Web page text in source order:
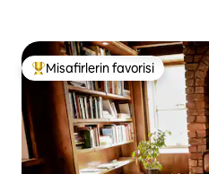
Misafirlerin favorilerinden en
Misafirlerin favorisi